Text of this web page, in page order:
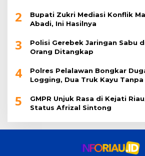
2
Bupati Zukri Mediasi Konflik
Abadi, Ini Hasilnya
3
Polisi Gerebek Jaringan Sabu
Orang Ditangkap
4
Polres Pelalawan Bongkar
Logging, Dua Truk Kayu
5
GMPR Unjuk Rasa di Kejati
Status Afrizal Sintong